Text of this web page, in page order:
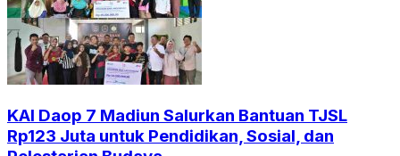
KAI Daop 7 Madiun Salurkan Bantuan TJSL
Rp123 Juta untuk Pendidikan, Sosial, dan